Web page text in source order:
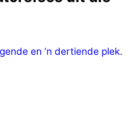
en ‘n dertiende plek.